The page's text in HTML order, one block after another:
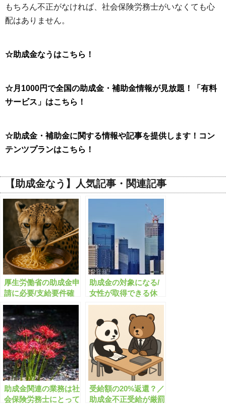
もちろん不正がなければ、社会保険労務士がいなくても心
配はありません。
☆助成金なうはこちら！
☆月1000円で全国の助成金・補助金情報が見放題！「有料
サービス」はこちら！
☆助成金・補助金に関する情報や記事を提供します！コン
テンツプランはこちら！
【助成金なう】人気記事・関連記事
厚生労働省の助成金申
請に必要/支給要件確
認申立書とは？
助成金の対象になる/
女性が取得できる休
業・休暇とは？
助成金関連の業務は社
会保険労務士にとって
受給額の20%返還？／
助成金不正受給が厳罰